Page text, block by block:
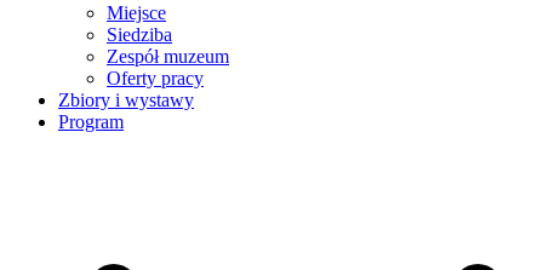
Miejsce
Siedziba
Zespół muzeum
Oferty pracy
Zbiory i wystawy
Program